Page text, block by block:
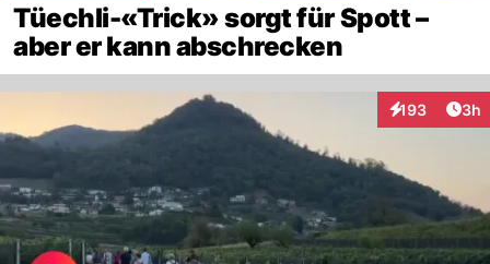
Tüechli-«Trick» sorgt für Spott –
aber er kann abschrecken
193
Interaktionen
3h